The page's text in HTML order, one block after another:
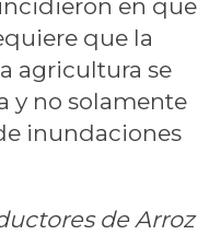
en que
que la
agricultura se
y no solamente
inundaciones
de Arroz